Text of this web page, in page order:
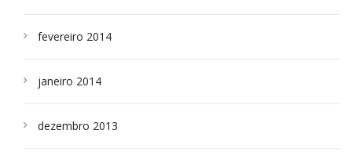
fevereiro 2014
janeiro 2014
dezembro 2013